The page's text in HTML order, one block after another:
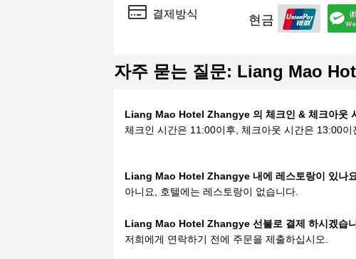
결제방식 현금
자주 묻는 질문: Liang Mao
Liang Mao Hotel Zhangye 의 체크인 & 체크아웃
체크인 시간은 11:00이후, 체크아웃 시간은 13:00이
Liang Mao Hotel Zhangye 내에 레스토랑이 있나
아니요, 호텔에는 레스토랑이 없습니다.
Liang Mao Hotel Zhangye 선불로 결제 하시겠습
저희에게 연락하기 전에 주문을 제출하십시오.